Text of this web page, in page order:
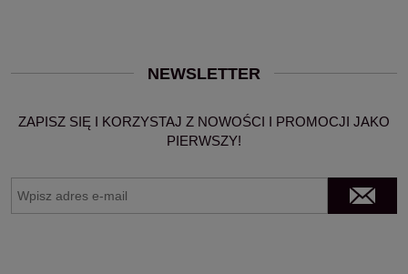
NEWSLETTER
ZAPISZ SIĘ I KORZYSTAJ Z NOWOŚCI I PROMOCJI JAKO
PIERWSZY!